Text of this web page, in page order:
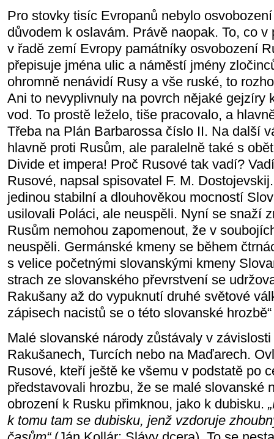
Pro stovky tisíc Evropanů nebylo
důvodem k oslavám. Právě naopak. To, co
v řadě zemí Evropy památníky osvobození
přepisuje jména ulic a náměstí jmény
ohromně nenávidí Rusy a vše ruské, to
Ani to nevyplivnuly na povrch nějaké gejzíry
vod. To prostě leželo, tiše pracovalo, a
Třeba na Plán Barbarossa číslo II. Na další
hlavně proti Rusům, ale paralelně také s
Divide et impera! Proč Rusové tak vadí?
Rusové, napsal spisovatel F. M.
jedinou stabilní a dlouhověkou mocností
usilovali Poláci, ale neuspěli. Nyní se snaží
Rusům nemohou zapomenout, že v
neuspěli. Germánské kmeny se během
s velice početnými slovanskými kmeny
strach ze slovanského převrstvení se
Rakušany až do vypuknutí druhé světové
zápisech nacistů se o této slovanské
Malé slovanské národy zůstávaly v
Rakušanech, Turcích nebo na Maďarech.
Rusové, kteří ještě ke všemu v podstatě po
představovali hrozbu, že se malé slovanské
obrození k Rusku přimknou, jako k dubisku.
k tomu tam se dubisku, jenž vzdoruje